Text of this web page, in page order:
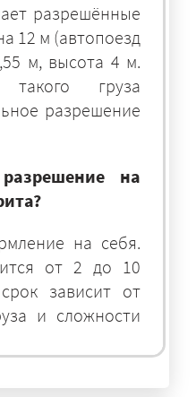
разрешённые
12 м (автопоезд
м, высота 4 м.
груза
разрешение
на
на себя.
от 2 до 10
зависит от
и сложности